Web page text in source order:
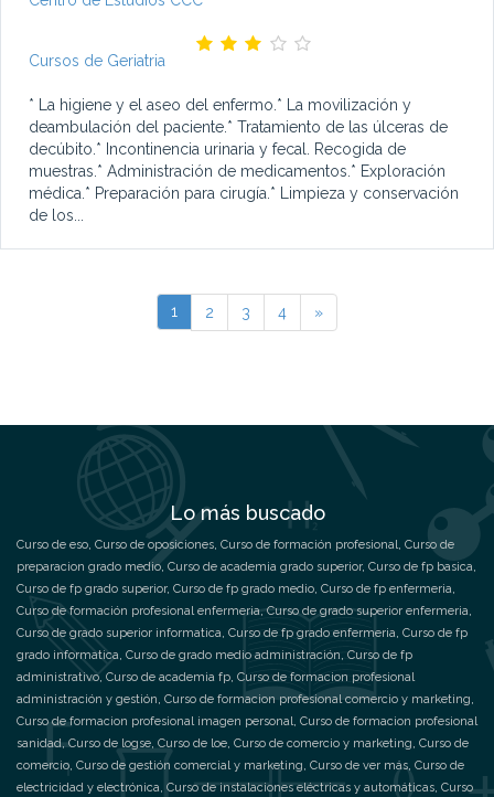
Cursos de Geriatria
* La higiene y el aseo del enfermo.* La movilización y
deambulación del paciente.* Tratamiento de las úlceras de
decúbito.* Incontinencia urinaria y fecal. Recogida de
muestras.* Administración de medicamentos.* Exploración
médica.* Preparación para cirugía.* Limpieza y conservación
de los...
1 2 3 4 »
Lo más buscado
Curso de eso, Curso de oposiciones, Curso de formación profesional, Curso de
preparacion grado medio, Curso de academia grado superior, Curso de fp basica,
Curso de fp grado superior, Curso de fp grado medio, Curso de fp enfermeria,
Curso de formación profesional enfermeria,Curso de grado superior enfermeria,
Curso de grado superior informatica, Curso de fp grado enfermeria, Curso de fp
grado informatica, Curso de grado medio administración, Curso de fp
administrativo, Curso de academia fp, Curso de formacion profesional
administración y gestión, Curso de formacion profesional comercio y marketing,
Curso de formacion profesional imagen personal, Curso de formacion profesional
sanidad,Curso de logse, Curso de loe, Curso de comercio y marketing, Curso de
comercio, Curso de gestión comercial y marketing, Curso de ver más, Curso de
electricidad y electrónica, Curso de instalaciones eléctricas y automáticas, Curso